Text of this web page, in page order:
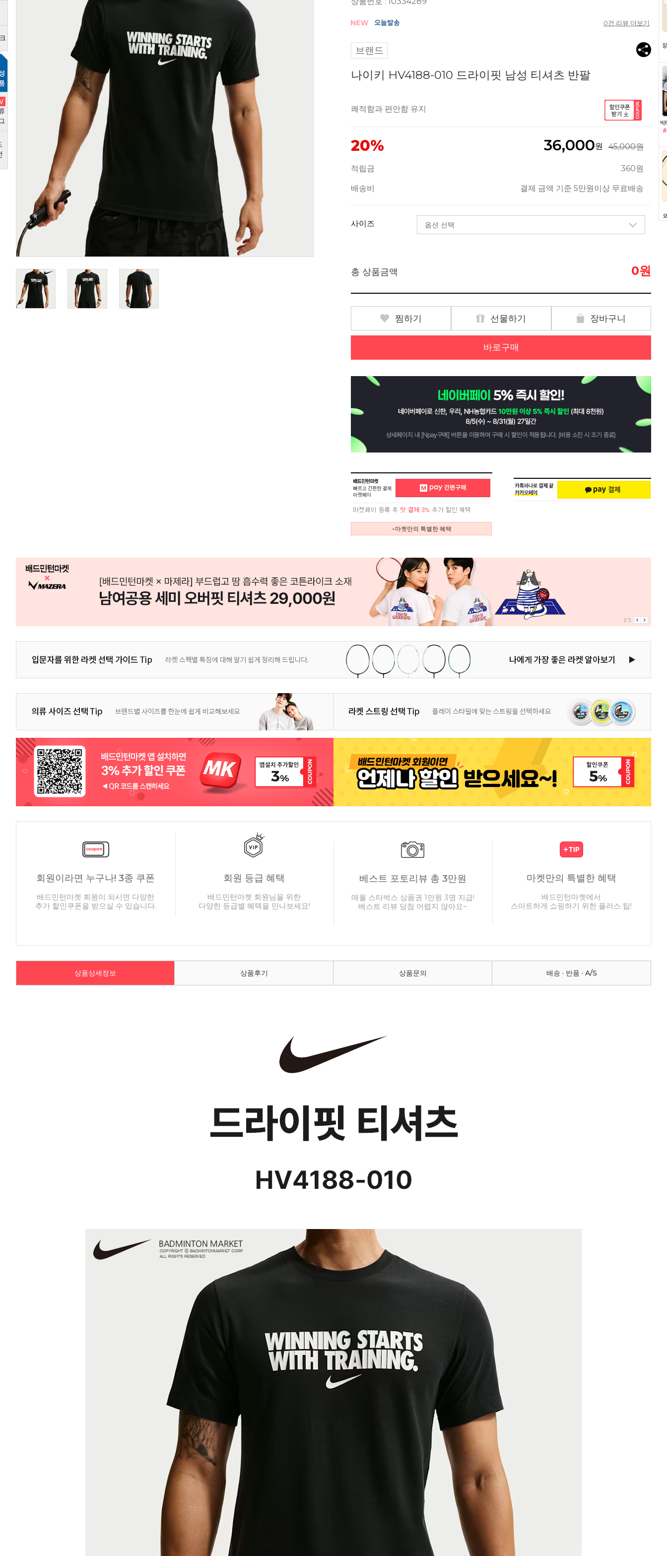
0건 리뷰 더보기
브랜드
나이키 HV4188-010 드라이핏 남성 티셔츠 반팔
쾌적함과 편안함 유지
20% 36,000원 45,000원
적립금 360원
배송비 결제 금액 기준 5만원이상 무료배송
사이즈
총 상품금액 0원
찜하기 선물하기 장바구니
바로구매
+마켓만의 특별한 혜택
1/3
회원이라면 누구나! 3종 쿠폰
배드민턴마켓 회원이 되시면 다양한
추가 할인쿠폰을 받으실 수 있습니다.
회원 등급 혜택
배드민턴마켓 회원님을 위한
다양한 등급별 혜택을 만나보세요!
베스트 포토리뷰 총 3만원
매월 스타벅스 상품권 1만원 3명 지급!
베스트 리뷰 당첨 어렵지 않아요~
마켓만의 특별한 혜택
배드민턴마켓에서
스마트하게 쇼핑하기 위한 플러스 팁!
상품상세정보 상품후기 상품문의 배송 · 반품 · A/S